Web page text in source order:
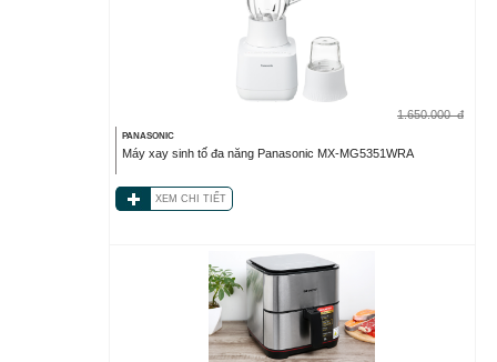
1.650.000 đ
PANASONIC
Máy xay sinh tố đa năng Panasonic MX-MG5351WRA
XEM CHI TIẾT